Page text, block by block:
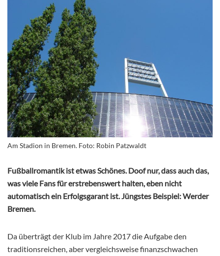
Am Stadion in Bremen. Foto: Robin Patzwaldt
Fußballromantik ist etwas Schönes. Doof nur, dass auch das,
was viele Fans für erstrebenswert halten, eben nicht
automatisch ein Erfolgsgarant ist. Jüngstes Beispiel: Werder
Bremen.
Da überträgt der Klub im Jahre 2017 die Aufgabe den
traditionsreichen, aber vergleichsweise finanzschwachen